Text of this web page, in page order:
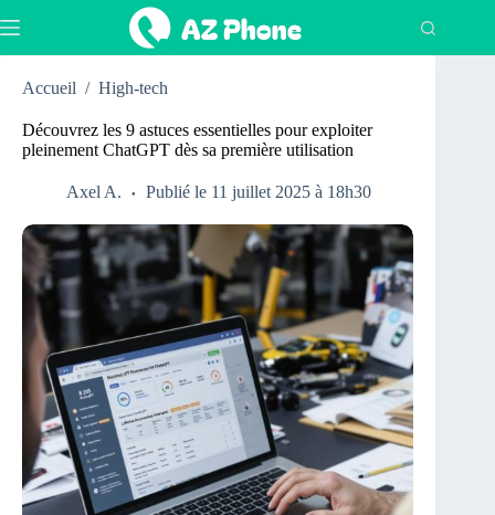
au
Accueil / High-tech
Découvrez les 9 astuces essentielles pour exploiter
pleinement ChatGPT dès sa première utilisation
Axel A. Publié le 11 juillet 2025 à 18h30